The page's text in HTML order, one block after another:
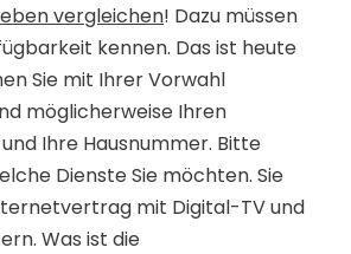
vergleichen! Dazu müssen
kennen. Das ist heute
Sie mit Ihrer Vorwahl
möglicherweise Ihren
Ihre Hausnummer. Bitte
Dienste Sie möchten. Sie
mit Digital-TV und
Was ist die